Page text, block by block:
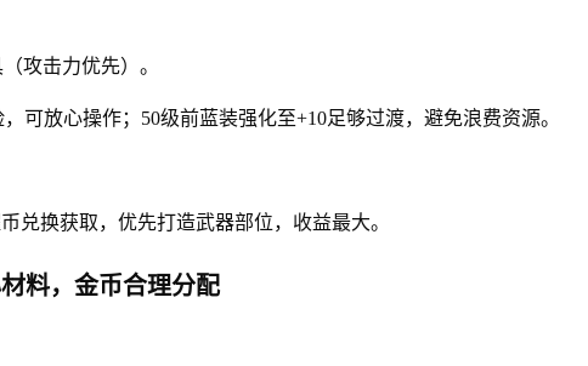
攻击力优先）。
可放心操作；50级前蓝装强化至+10足够过渡，避免浪费资源。
兑换获取，优先打造武器部位，收益最大。
料，金币合理分配